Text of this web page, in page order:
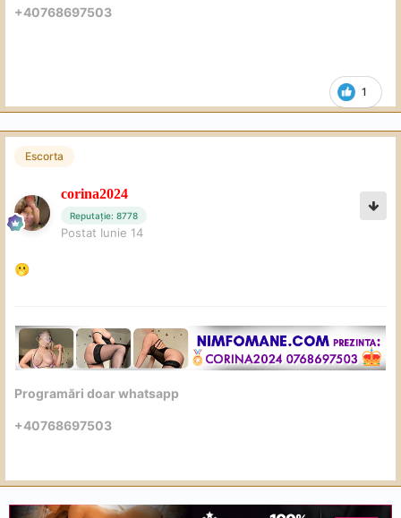
1
+40768697503
Escorta
corina2024
Reputație: 8778
Postat Iunie 14
🫢
Programări doar whatsapp
+40768697503